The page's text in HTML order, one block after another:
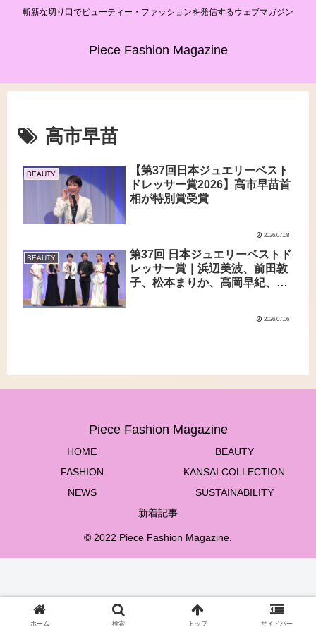
斬新な切り口でビューティー・ファッションを発信するウェブマガジン
Piece Fashion Magazine
高市早苗
BEAUTY
【第37回日本ジュエリーベスト
ドレッサー賞2026】高市早苗首
相が特別賞受賞
2026.07.08
BEAUTY
第37回 日本ジュエリーベストド
レッサー賞｜浜辺美波、前田敦
子、松本まりか、高岡早紀、堂
2026.07.06
Piece Fashion Magazine
HOME
BEAUTY
FASHION
KANSAI COLLECTION
NEWS
SUSTAINABILITY
新着記事
© 2022 Piece Fashion Magazine.
ホーム 検索 トップ サイドバー